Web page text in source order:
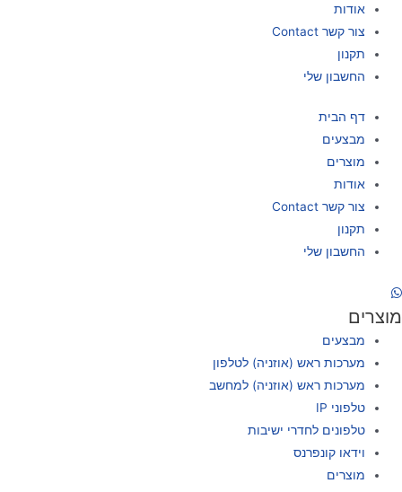
אודות
צור קשר Contact
תקנון
החשבון שלי
דף הבית
מבצעים
מוצרים
אודות
צור קשר Contact
תקנון
החשבון שלי
מוצרים
מבצעים
מערכות ראש (אוזניה) לטלפון
מערכות ראש (אוזניה) למחשב
טלפוני IP
טלפונים לחדרי ישיבות
וידאו קונפרנס
מוצרים